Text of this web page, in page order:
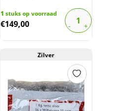
1 stuks op voorraad
€149,00
Zilver